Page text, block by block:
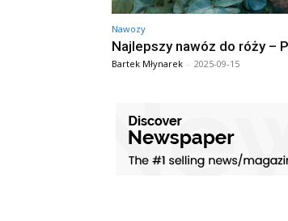
Nawozy
Najlepszy nawóz do róży –
Bartek Młynarek - 2025-09-15